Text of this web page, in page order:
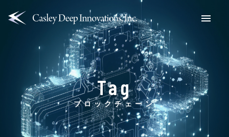
Menu
Tag
ブロックチェーン